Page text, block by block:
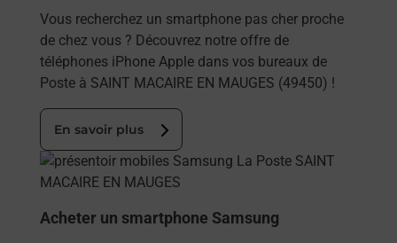
Vous recherchez un smartphone pas cher proche
de chez vous ? Découvrez notre offre de
téléphones iPhone Apple dans vos bureaux de
Poste à SAINT MACAIRE EN MAUGES (49450) !
En savoir plus
En savoir plus
Acheter un smartphone Samsung